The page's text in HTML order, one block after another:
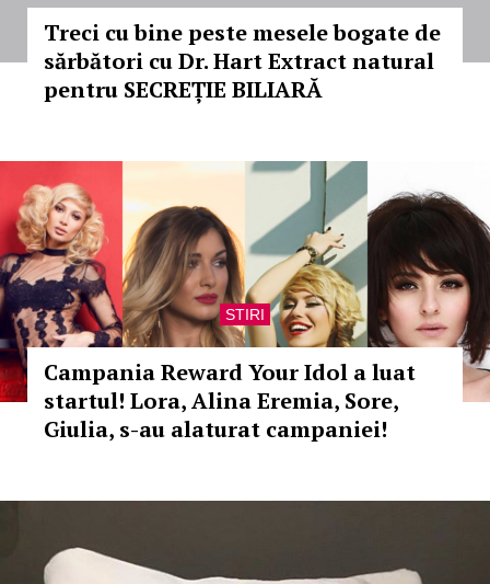
Treci cu bine peste mesele bogate de
sărbători cu Dr. Hart Extract natural
pentru SECREȚIE BILIARĂ
STIRI
Campania Reward Your Idol a luat
startul! Lora, Alina Eremia, Sore,
Giulia, s-au alaturat campaniei!